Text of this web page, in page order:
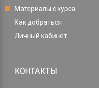
Материалы с курса
Как добраться
Личный кабинет
КОНТАКТЫ